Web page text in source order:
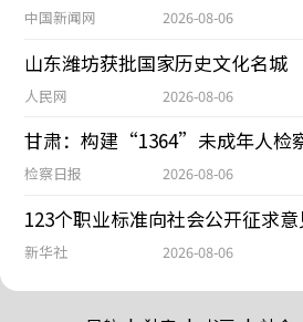
中国新闻网 2026-08-06
山东潍坊获批国家历史文化名城
人民网 2026-08-06
甘肃：构建“1364”未成年人检
检察日报 2026-08-06
123个职业标准向社会公开征求
新华社 2026-08-06